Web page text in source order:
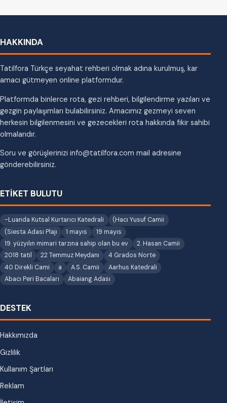
HAKKINDA
Tatilfora Türkçe seyahat rehberi olmak adına kurulmuş, kar
amacı gütmeyen online platformdur.
Platformda binlerce rota, gezi rehberi, bilgilendirme yazıları ve
gezgin paylaşımları bulabilirsiniz. Amacımız gezmeyi seven
herkesin bilgilenmesini ve gezecekleri rota hakkında fikir sahibi
olmalarıdır.
Soru ve görüşlerinizi info@tatilfora.com mail adresine
gönderebilirsiniz.
ETİKET BULUTU
-Luanda Kutsal Kurtarıcı Katedrali
(Hacı Yusuf Camii
(Siesta Adası Plajı
1 mayıs
19 mayıs
19. yüzyılın mimari tarzına sahip olan bu ev
2. Hasan Camii
2018 tatil
22 Temmuz Meydanı
4 Grados Norte
40 Direkli Cami
a A.S. Camii
Aarhus Katedrali
Abacı Peri Bacaları
Abaiang Adası
DESTEK
Hakkımızda
Gizlilik
Kullanım Şartları
Reklam